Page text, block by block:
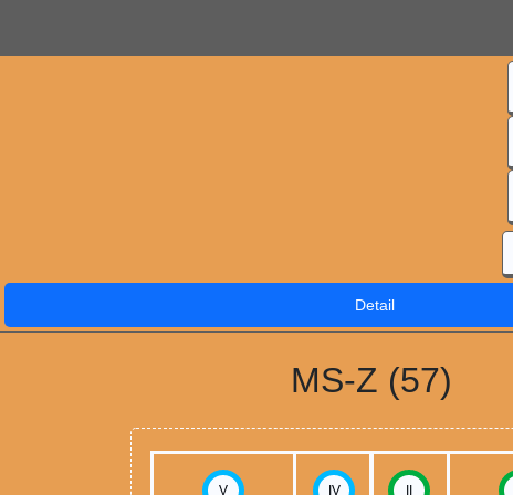
Detail
MS-Z (57)
V IV II